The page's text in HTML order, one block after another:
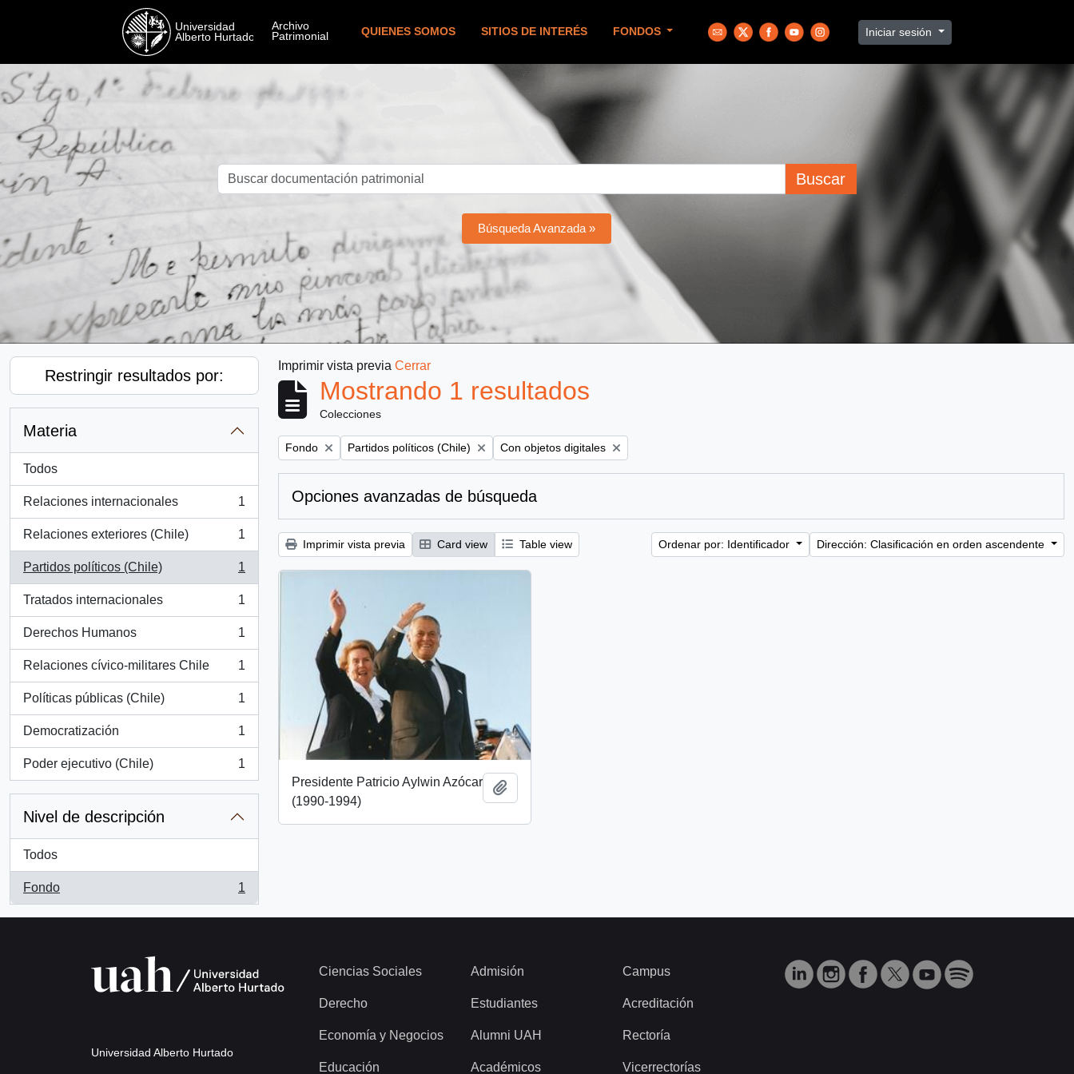
QUIENES SOMOS SITIOS DE INTERÉS FONDOS Iniciar sesión
Buscar
Búsqueda Avanzada »
Restringir resultados por:
Materia
Todos
Relaciones internacionales
, 1 resultados
1
Relaciones exteriores (Chile)
, 1 resultados
1
Partidos políticos (Chile)
, 1 resultados
1
Tratados internacionales
, 1 resultados
1
Derechos Humanos
, 1 resultados
1
Relaciones cívico-militares Chile
, 1 resultados
1
Políticas públicas (Chile)
, 1 resultados
1
Democratización
, 1 resultados
1
Poder ejecutivo (Chile)
, 1 resultados
1
Nivel de descripción
Todos
Fondo
, 1 resultados
1
Imprimir vista previa Cerrar
Mostrando 1 resultados
Colecciones
Remove filter:
Fondo Remove filter:
Partidos políticos (Chile) Remove filter:
Con objetos digitales
Opciones avanzadas de búsqueda
Imprimir vista previa Card view Table view Ordenar por: Identificador Dirección: Clasificación en orden ascendente
Presidente Patricio Aylwin Azócar
(1990-1994)
Universidad Alberto Hurtado
Ciencias Sociales
Derecho
Economía y Negocios
Educación
Admisión
Estudiantes
Alumni UAH
Académicos
Campus
Acreditación
Rectoría
Vicerrectorías